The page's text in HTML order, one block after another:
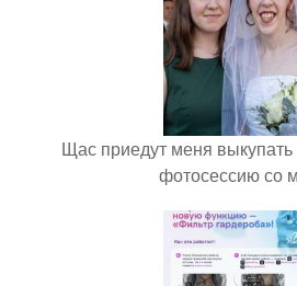
Щас приедут меня выкупать
фотосессию со